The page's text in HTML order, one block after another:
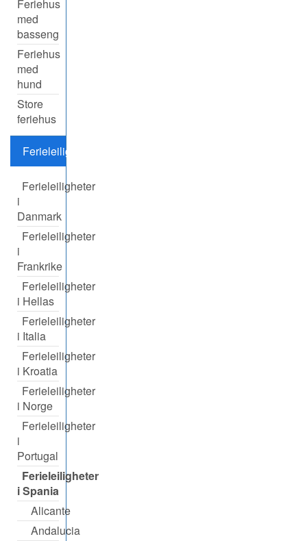
Feriehus
med
basseng
Feriehus
med
hund
Store
feriehus
Ferieleiligheter
Ferieleiligheter
i
Danmark
Ferieleiligheter
i
Frankrike
Ferieleiligheter
i Hellas
Ferieleiligheter
i Italia
Ferieleiligheter
i Kroatia
Ferieleiligheter
i Norge
Ferieleiligheter
i
Portugal
Ferieleiligheter
i Spania
Alicante
Andalucia